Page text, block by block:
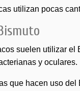
utilizan pocas
suelen utilizar el
y oculares.
que hacen uso